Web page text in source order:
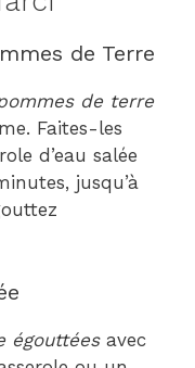
de Terre
de terre
Faites-les
d’eau salée
jusqu’à
égouttéesavec